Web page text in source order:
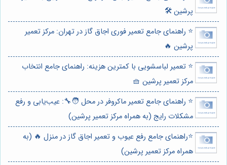
پرشین 🛠️
⭐️ راهنمای جامع تعمیر فوری اجاق گاز در تهران: مرکز تعمیر
پرشین 🔥
⭐️ تعمیر لباسشویی با کمترین هزینه: راهنمای جامع انتخاب
مرکز تعمیر پرشین 🧺
⭐️ راهنمای جامع تعمیر ماکروفر در محل 🧑‍🔧: عیب‌یابی و رفع
مشکلات رایج (به همراه مرکز تعمیر پرشین)
⭐️راهنمای جامع رفع عیوب و تعمیر اجاق گاز در منزل 🔥 (به
همراه مرکز تعمیر پرشین)